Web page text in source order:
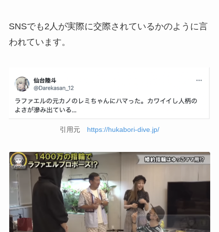
SNSでも2人が実際に交際されているかのように言
われています。
引用元 https://hukabori-dive.jp/